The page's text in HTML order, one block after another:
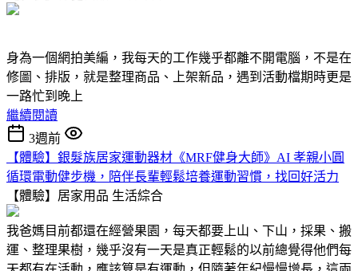
身為一個網拍美編，我每天的工作幾乎都離不開電腦，不是在
修圖、排版，就是整理商品、上架新品，遇到活動檔期時更是
一路忙到晚上
繼續閱讀
3週前
【體驗】銀髮族居家運動器材《MRF健身大師》AI 孝親小圓
循環電動健步機，陪伴長輩輕鬆培養運動習慣，找回好活力
【體驗】居家用品 生活綜合
我爸媽目前都還在經營果園，每天都要上山、下山，採果、搬
運、整理果樹，幾乎沒有一天是真正輕鬆的以前總覺得他們每